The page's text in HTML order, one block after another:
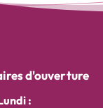
d'ouverture
: